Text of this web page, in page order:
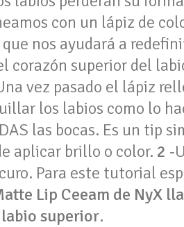
con un lápiz de
nos ayudará a
corazón superior del
vez pasado el lápiz
los labios como lo
las bocas. Es un tip
aplicar brillo o color. 2 -
Para este tutorial
Lip Ceeam de NyX
superior.